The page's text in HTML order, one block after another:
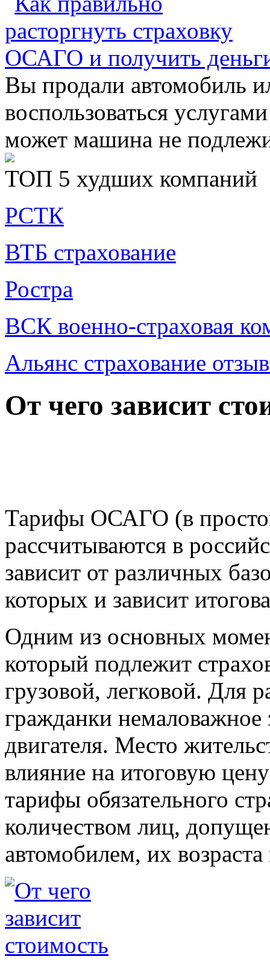
Вы продали автомобиль
воспользоваться
может машина не
ТОП 5 худших компаний
РСТК
ВТБ страхование
Ростра
ВСК военно-страховая
Альянс страхование
От чего зависит
Тарифы ОСАГО (в
рассчитываются в
зависит от различных
которых и зависит
Одним из основных
который подлежит
грузовой, легковой. Для
гражданки
двигателя. Место
влияние на итоговую
тарифы обязательного
количеством лиц,
автомобилем, их